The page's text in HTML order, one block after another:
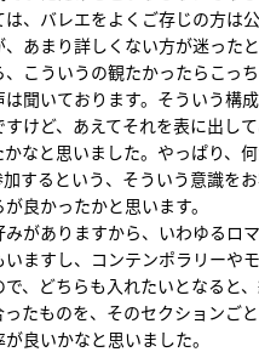
、バレエをよくご存じの方は
あまり詳しくない方が迷った
こういうの観たかったらこっ
聞いております。そういう構
けど、あえてそれを表に出し
なと思いました。やっぱり、
するという、そういう意識を
良かったかと思います。
がありますから、いわゆるロ
ますし、コンテンポラリーや
、どちらも入れたいとなると
たものを、そのセクションご
良いかなと思いました。